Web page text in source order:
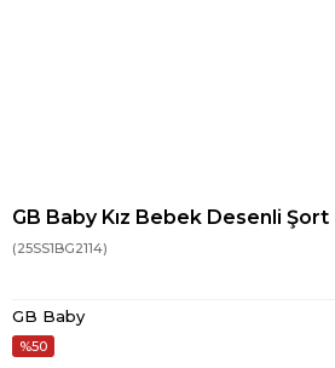
GB Baby Kız Bebek Desenli Şort
(25SS1BG2114)
GB Baby
50